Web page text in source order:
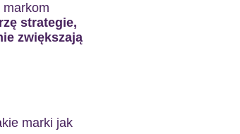
strategie,
zwiększają
marki jak